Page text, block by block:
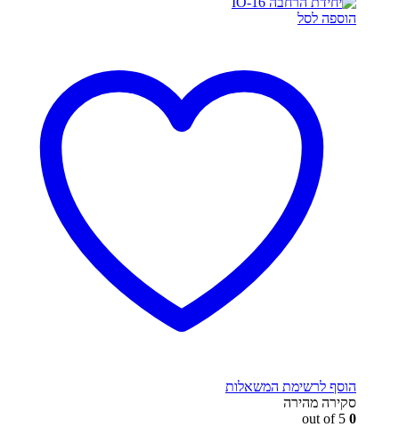
הוספה לסל
הוסף לרשימת המשאלות
סקירה מהירה
0